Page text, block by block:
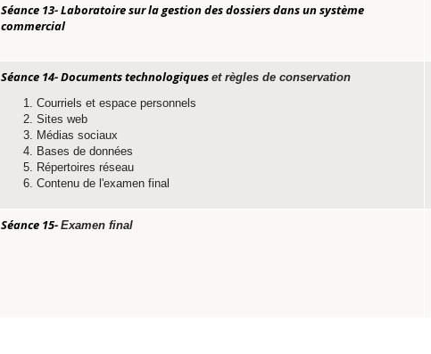
Séance 13- Laboratoire sur la gestion des dossiers dans un système
commercial
Séance 14- Documents technologiques et règles de conservation
Courriels et espace personnels
Sites web
Médias sociaux
Bases de données
Répertoires réseau
Contenu de l'examen final
Séance 15- Examen final